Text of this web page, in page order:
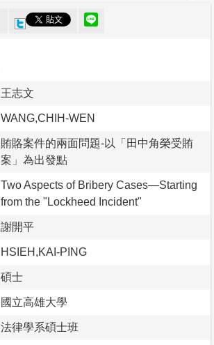
王志文
WANG,CHIH-WEN
賄賂案件的兩面問題-以「田中角榮受賄
案」為出發點
Two Aspects of Bribery Cases—Starting
from the "Lockheed Incident"
謝開平
HSIEH,KAI-PING
碩士
國立高雄大學
法律學系碩士班